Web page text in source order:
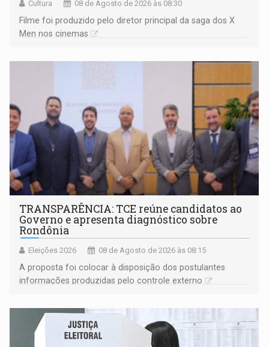
Cultura 08 de Agosto de 2026 às 08:30
Filme foi produzido pelo diretor principal da saga dos X
Men nos cinemas
TRANSPARÊNCIA: TCE reúne candidatos ao
Governo e apresenta diagnóstico sobre
Rondônia
Eleições 2026 08 de Agosto de 2026 às 08:15
A proposta foi colocar à disposição dos postulantes
informações produzidas pelo controle externo